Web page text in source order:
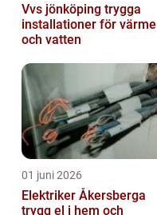
Vvs jönköping trygga
installationer för värme
och vatten
01 juni 2026
Elektriker Åkersberga
trygg el i hem och